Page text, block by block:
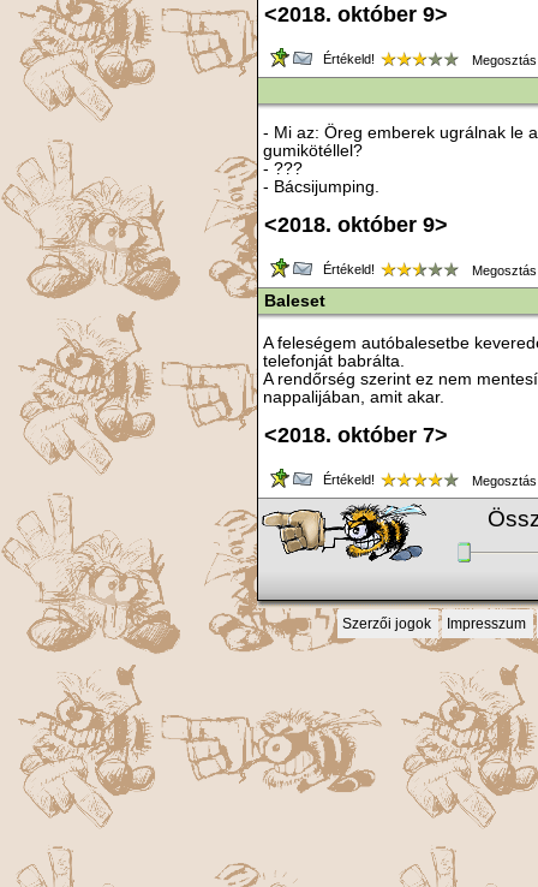
<2018. október 9>
Értékeld!
- Mi az: Öreg emberek ugrálnak le
gumikötéllel?
- ???
- Bácsijumping.
<2018. október 9>
Értékeld!
Baleset
A feleségem autóbalesetbe
telefonját babrálta.
A rendőrség szerint ez nem
nappalijában, amit akar.
<2018. október 7>
Értékeld!
Szerzői jogok Impresszum